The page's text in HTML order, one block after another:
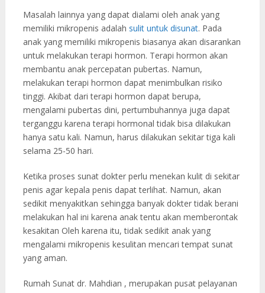
Masalah lainnya yang dapat dialami oleh anak yang
memiliki mikropenis adalah sulit untuk disunat. Pada
anak yang memiliki mikropenis biasanya akan disarankan
untuk melakukan terapi hormon. Terapi hormon akan
membantu anak percepatan pubertas. Namun,
melakukan terapi hormon dapat menimbulkan risiko
tinggi. Akibat dari terapi hormon dapat berupa,
mengalami pubertas dini, pertumbuhannya juga dapat
terganggu karena terapi hormonal tidak bisa dilakukan
hanya satu kali. Namun, harus dilakukan sekitar tiga kali
selama 25-50 hari.
Ketika proses sunat dokter perlu menekan kulit di sekitar
penis agar kepala penis dapat terlihat. Namun, akan
sedikit menyakitkan sehingga banyak dokter tidak berani
melakukan hal ini karena anak tentu akan memberontak
kesakitan Oleh karena itu, tidak sedikit anak yang
mengalami mikropenis kesulitan mencari tempat sunat
yang aman.
Rumah Sunat dr. Mahdian , merupakan pusat pelayanan